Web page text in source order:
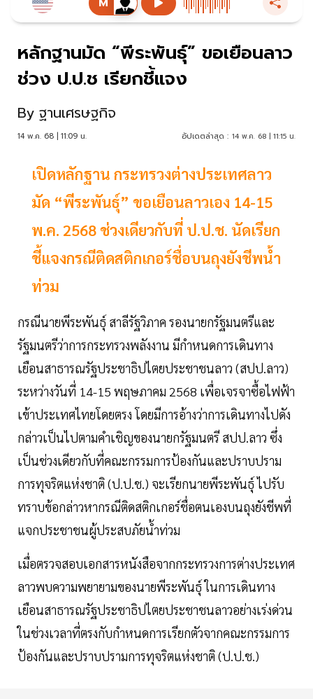
หลักฐานมัด “พีระพันธุ์” ขอเยือนลาว
ช่วง ป.ป.ช เรียกชี้แจง
By ฐานเศรษฐกิจ
14 พ.ค. 68 | 11:09 น. อัปเดตล่าสุด : 14 พ.ค. 68 | 11:15 น.
เปิดหลักฐาน กระทรวงต่างประเทศลาว
มัด “พีระพันธุ์” ขอเยือนลาวเอง 14-15
พ.ค. 2568 ช่วงเดียวกับที่ ป.ป.ช. นัดเรียก
ชี้แจงกรณีติดสติกเกอร์ชื่อบนถุงยังชีพน้ำ
ท่วม
กรณีนายพีระพันธุ์ สาลีรัฐวิภาค รองนายกรัฐมนตรีและ
รัฐมนตรีว่าการกระทรวงพลังงาน มีกำหนดการเดินทาง
เยือนสาธารณรัฐประชาธิปไตยประชาชนลาว (สปป.ลาว)
ระหว่างวันที่ 14-15 พฤษภาคม 2568 เพื่อเจรจาซื้อไฟฟ้า
เข้าประเทศไทยโดยตรง โดยมีการอ้างว่าการเดินทางไปดัง
กล่าวเป็นไปตามคำเชิญของนายกรัฐมนตรี สปป.ลาว ซึ่ง
เป็นช่วงเดียวกับที่คณะกรรมการป้องกันและปราบปราม
การทุจริตแห่งชาติ (ป.ป.ช.) จะเรียกนายพีระพันธุ์ ไปรับ
ทราบข้อกล่าวหากรณีติดสติกเกอร์ชื่อตนเองบนถุงยังชีพที่
แจกประชาชนผู้ประสบภัยน้ำท่วม
เมื่อตรวจสอบเอกสารหนังสือจากกระทรวงการต่างประเทศ
ลาวพบความพยายามของนายพีระพันธุ์ ในการเดินทาง
เยือนสาธารณรัฐประชาธิปไตยประชาชนลาวอย่างเร่งด่วน
ในช่วงเวลาที่ตรงกับกำหนดการเรียกตัวจากคณะกรรมการ
ป้องกันและปราบปรามการทุจริตแห่งชาติ (ป.ป.ช.)